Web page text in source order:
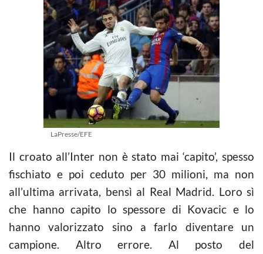
LaPresse/EFE
Il croato all’Inter non è stato mai ‘capito’, spesso
fischiato e poi ceduto per 30 milioni, ma non
all’ultima arrivata, bensì al Real Madrid. Loro sì
che hanno capito lo spessore di Kovacic e lo
hanno valorizzato sino a farlo diventare un
campione. Altro errore. Al posto del